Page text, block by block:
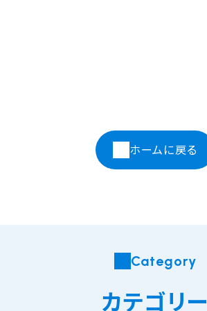
ホームに戻る
Category
カテゴリー